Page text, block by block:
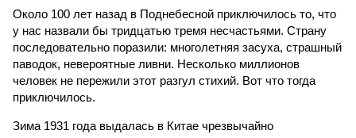
Около 100 лет назад в Поднебесной приключилось то, что
у нас назвали бы тридцатью тремя несчастьями. Страну
последовательно поразили: многолетняя засуха, страшный
паводок, невероятные ливни. Несколько миллионов
человек не пережили этот разгул стихий. Вот что тогда
приключилось.
Зима 1931 года выдалась в Китае чрезвычайно